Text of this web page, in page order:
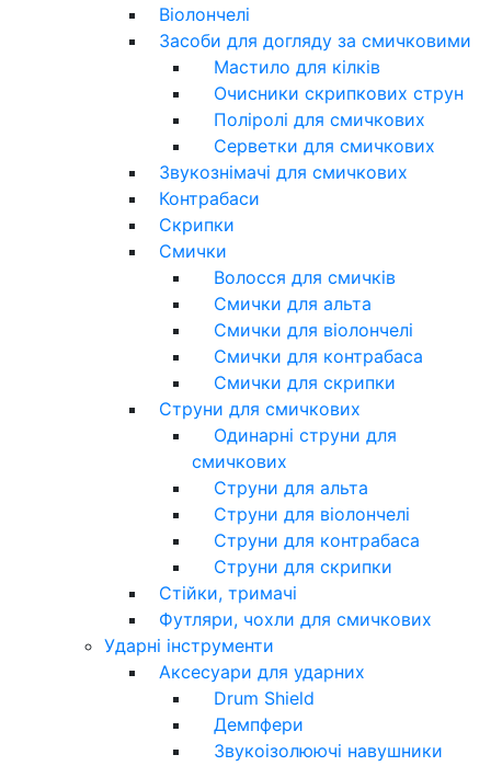
Віолончелі
Засоби для догляду за смичковими
Мастило для кілків
Очисники скрипкових струн
Поліролі для смичкових
Серветки для смичкових
Звукознімачі для смичкових
Контрабаси
Скрипки
Смички
Волосся для смичків
Смички для альта
Смички для віолончелі
Смички для контрабаса
Смички для скрипки
Струни для смичкових
Одинарні струни для
смичкових
Струни для альта
Струни для віолончелі
Струни для контрабаса
Струни для скрипки
Стійки, тримачі
Футляри, чохли для смичкових
Ударні інструменти
Аксесуари для ударних
Drum Shield
Демпфери
Звукоізолюючі навушники